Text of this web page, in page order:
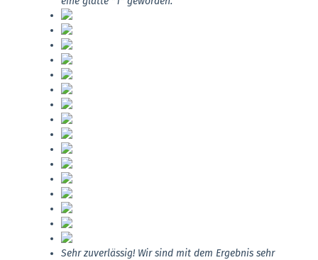
Sehr zuverlässig! Wir sind mit dem Ergebnis sehr